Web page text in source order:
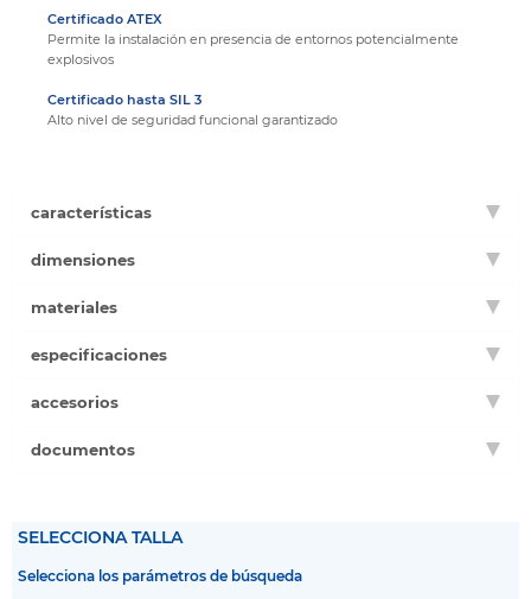
Certificado ATEX
Permite la instalación en presencia de entornos potencialmente
explosivos
Certificado hasta SIL 3
Alto nivel de seguridad funcional garantizado
características
dimensiones
materiales
especificaciones
accesorios
documentos
SELECCIONA TALLA
Selecciona los parámetros de búsqueda